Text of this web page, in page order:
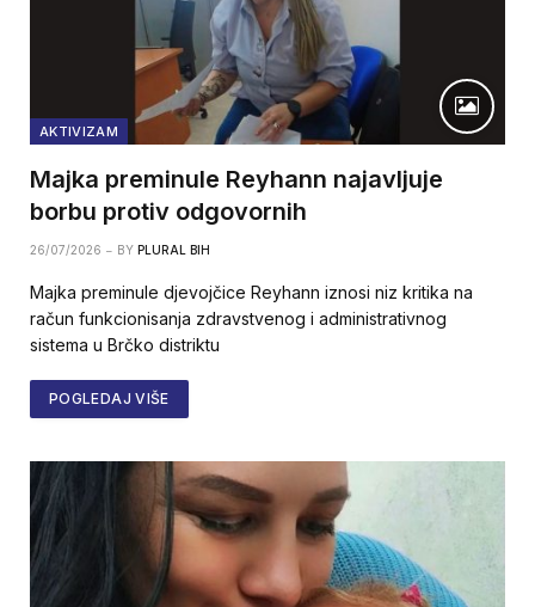
AKTIVIZAM
Majka preminule Reyhann najavljuje
borbu protiv odgovornih
26/07/2026 BY PLURAL BIH
Majka preminule djevojčice Reyhann iznosi niz kritika na
račun funkcionisanja zdravstvenog i administrativnog
sistema u Brčko distriktu
POGLEDAJ VIŠE